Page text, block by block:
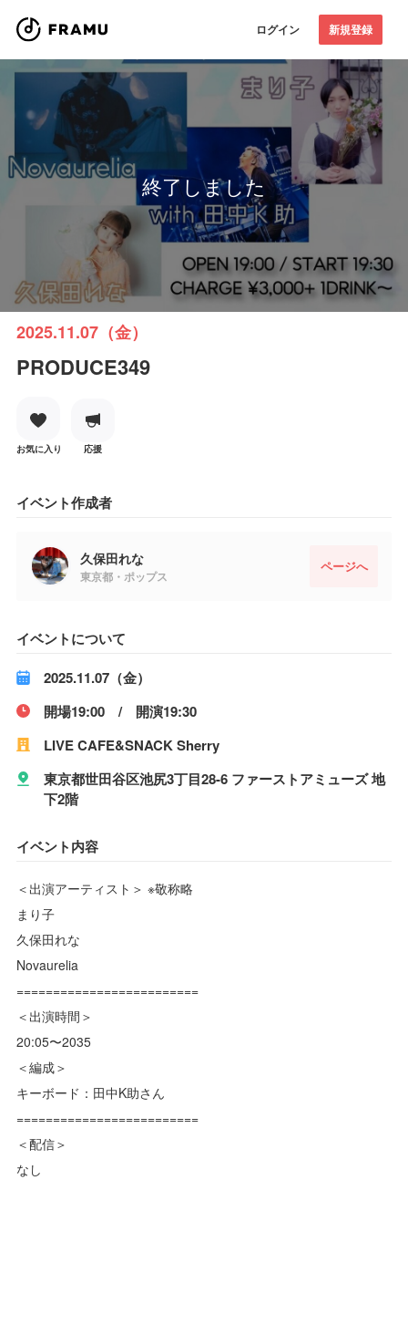
ログイン 新規登録
終了しました
2025.11.07（金）
PRODUCE349
お気に入り 応援
イベント作成者
久保田れな
東京都・ポップス
ページへ
イベントについて
2025.11.07（金）
開場19:00 / 開演19:30
LIVE CAFE&SNACK Sherry
東京都世田谷区池尻3丁目28-6 ファーストアミューズ 地
下2階
イベント内容
＜出演アーティスト＞ ※敬称略
まり子
久保田れな
Novaurelia
=========================
＜出演時間＞
20:05〜2035
＜編成＞
キーボード：田中K助さん
=========================
＜配信＞
なし